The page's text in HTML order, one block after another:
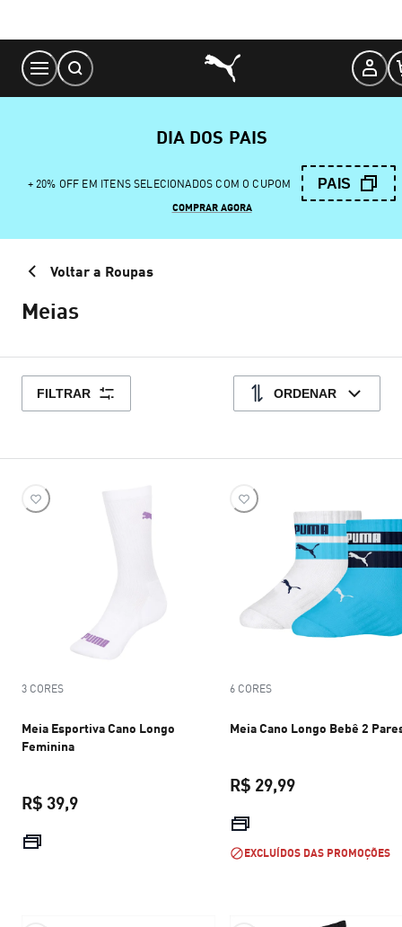
Content
DIA DOS PAIS
+ 20% OFF EM ITENS SELECIONADOS COM O CUPOM PAIS
COMPRAR AGORA
Voltar a Roupas
Meias
FILTRAR ORDENAR
3 CORES
Meia Esportiva Cano Longo
Feminina
R$ 39,9
6 CORES
Meia Cano Longo Bebê 2
R$ 29,99
EXCLUÍDOS DAS PROMOÇÕES